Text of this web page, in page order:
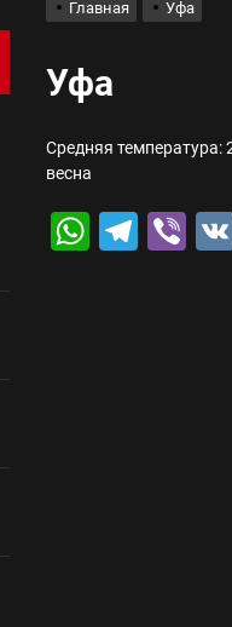
и доставка в
мест захоронения:
принципы работы,
Главная Уфа
Уфа
Средняя температура:
весна